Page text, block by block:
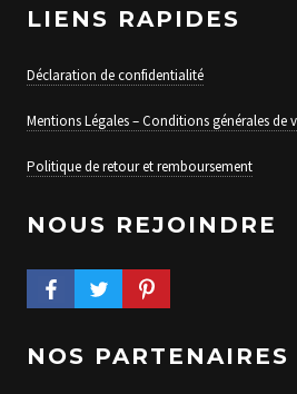
LIENS RAPIDES
Déclaration de confidentialité
Mentions Légales – Conditions générales de
Politique de retour et remboursement
NOUS REJOINDRE
FACEBOOK PROFILE
TWITTER PROFILEPINTEREST PROFILE
NOS PARTENAIRES